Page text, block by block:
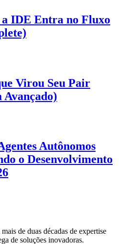
IDE Entra no Fluxo
Virou Seu Pair
Autônomos
o Desenvolvimento
de duas décadas de expertise
de soluções inovadoras.